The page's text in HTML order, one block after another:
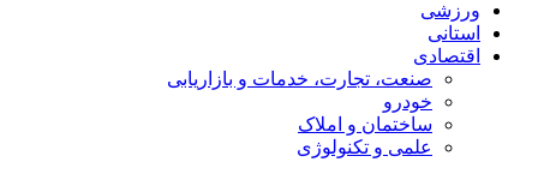
ورزشی
استانی
اقتصادی
صنعت، تجارت، خدمات و بازاریابی
خودرو
ساختمان و املاک
علمی و تکنولوژی